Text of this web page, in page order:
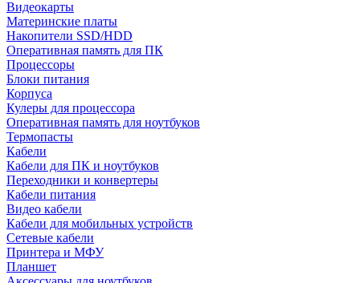
Видеокарты
Материнские платы
Накопители SSD/HDD
Оперативная память для ПК
Процессоры
Блоки питания
Корпуса
Кулеры для процессора
Оперативная память для ноутбуков
Термопасты
Кабели
Кабели для ПК и ноутбуков
Переходники и конвертеры
Кабели питания
Видео кабели
Кабели для мобильных устройств
Сетевые кабели
Принтера и МФУ
Планшет